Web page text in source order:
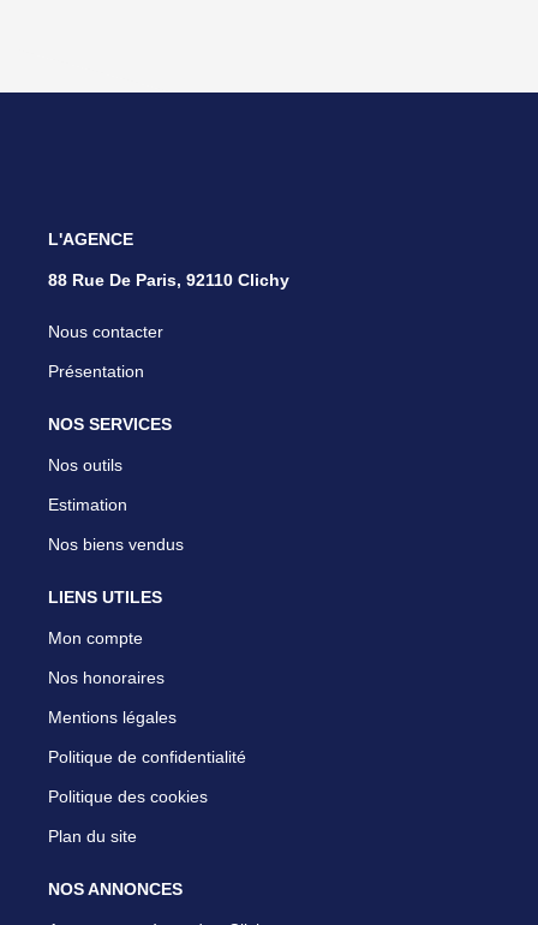
L'AGENCE
88 Rue De Paris, 92110 Clichy
Nous contacter
Présentation
NOS SERVICES
Nos outils
Estimation
Nos biens vendus
LIENS UTILES
Mon compte
Nos honoraires
Mentions légales
Politique de confidentialité
Politique des cookies
Plan du site
NOS ANNONCES